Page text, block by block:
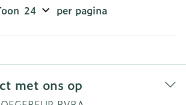
per pagina
met ons op